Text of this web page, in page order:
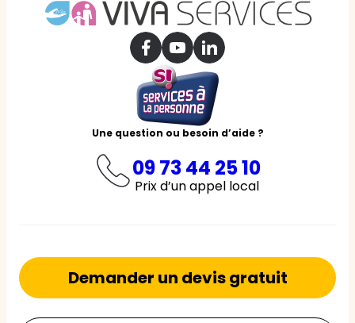
Une question ou besoin d’aide ?
09 73 44 25 10
Prix d’un appel local
Demander un devis gratuit